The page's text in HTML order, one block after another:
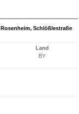
Schlößlestraße
Land
BY